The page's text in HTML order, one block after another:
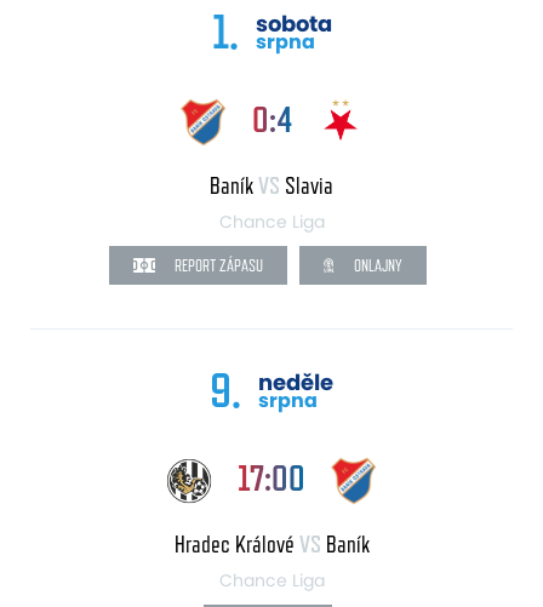
1. sobota
srpna
0:4
BaníkVS Slavia
Chance Liga
REPORT ZÁPASU ONLAJNY
9. neděle
srpna
17:00
Hradec Králové VS Baník
Chance Liga